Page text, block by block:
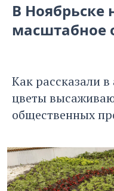
В Ноябрьске
масштабное
Как рассказали
цветы
общественных